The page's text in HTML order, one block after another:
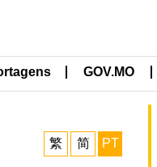
GOV.MO
繁 简 PT